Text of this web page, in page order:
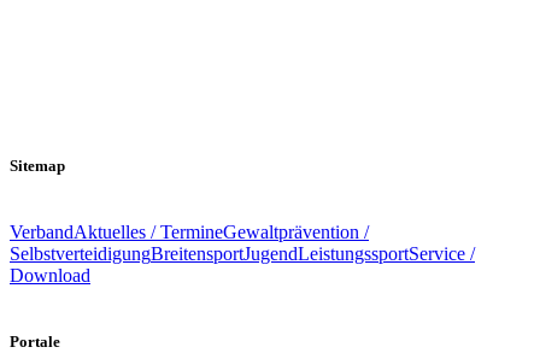
Sitemap
VerbandAktuelles / TermineGewaltprävention /
SelbstverteidigungBreitensportJugendLeistungssportService /
Download
Portale